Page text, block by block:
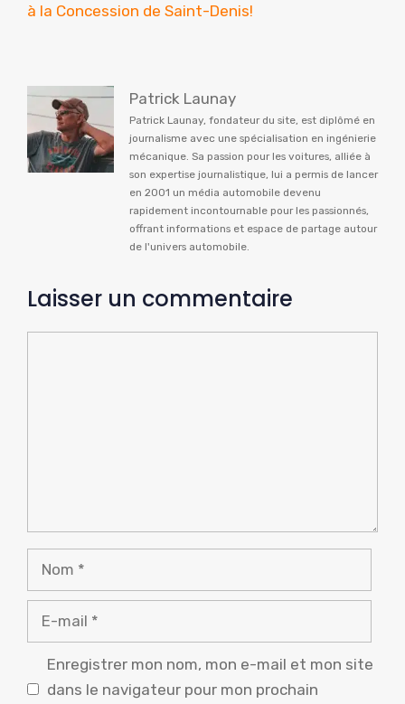
à la Concession de Saint-Denis!
Patrick Launay
Patrick Launay, fondateur du site, est diplômé en
journalisme avec une spécialisation en ingénierie
mécanique. Sa passion pour les voitures, alliée à
son expertise journalistique, lui a permis de lancer
en 2001 un média automobile devenu
rapidement incontournable pour les passionnés,
offrant informations et espace de partage autour
de l'univers automobile.
Laisser un commentaire
Nom
Enregistrer mon nom, mon e-mail et mon site
dans le navigateur pour mon prochain